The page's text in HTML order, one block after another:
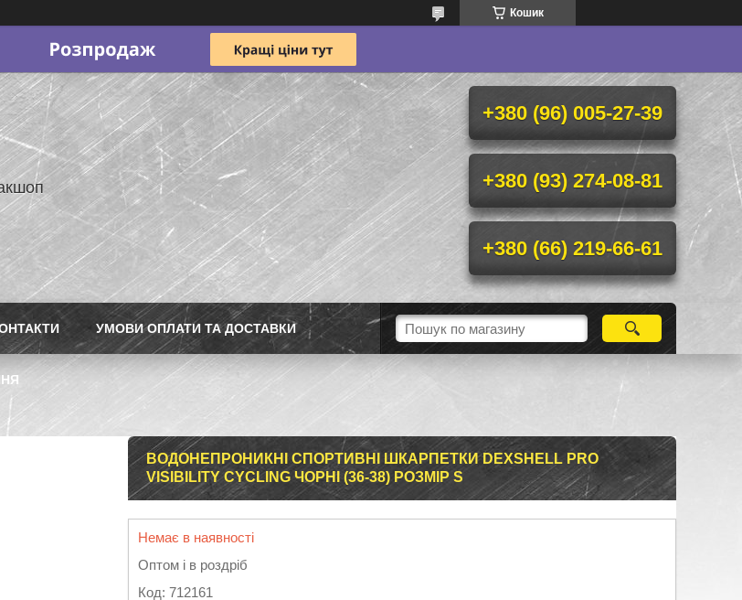
Кошик
+380 (96) 005-27-39
+380 (93) 274-08-81
+380 (66) 219-66-61
УМОВИ ОПЛАТИ ТА ДОСТАВКИ
ВОДОНЕПРОНИКНІ СПОРТИВНІ ШКАРПЕТКИ DEXSHELL PRO
VISIBILITY CYCLING ЧОРНІ (36-38) РОЗМІР S
Немає в наявності
Оптом і в роздріб
Код: 712161